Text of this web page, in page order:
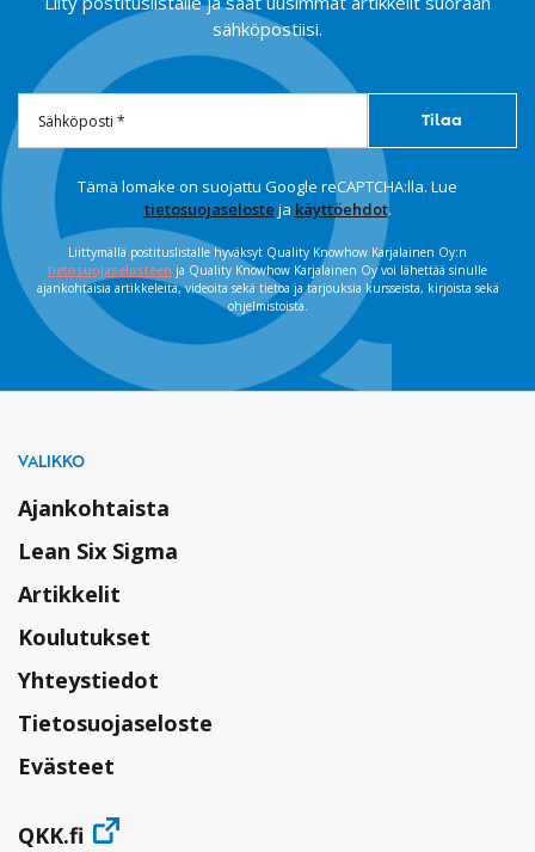
sähköpostiisi.
Tämä lomake on suojattu Google reCAPTCHA:lla. Lue
tietosuojaseloste ja käyttöehdot.
Liittymällä postituslistalle hyväksyt Quality Knowhow Karjalainen Oy:n
tietosuojaselosteen ja Quality Knowhow Karjalainen Oy voi lähettää sinulle
ajankohtaisia artikkeleita, videoita sekä tietoa ja tarjouksia kursseista, kirjoista sekä
ohjelmistoista.
VALIKKO
Ajankohtaista
Lean Six Sigma
Artikkelit
Koulutukset
Yhteystiedot
Tietosuojaseloste
Evästeet
QKK.fi